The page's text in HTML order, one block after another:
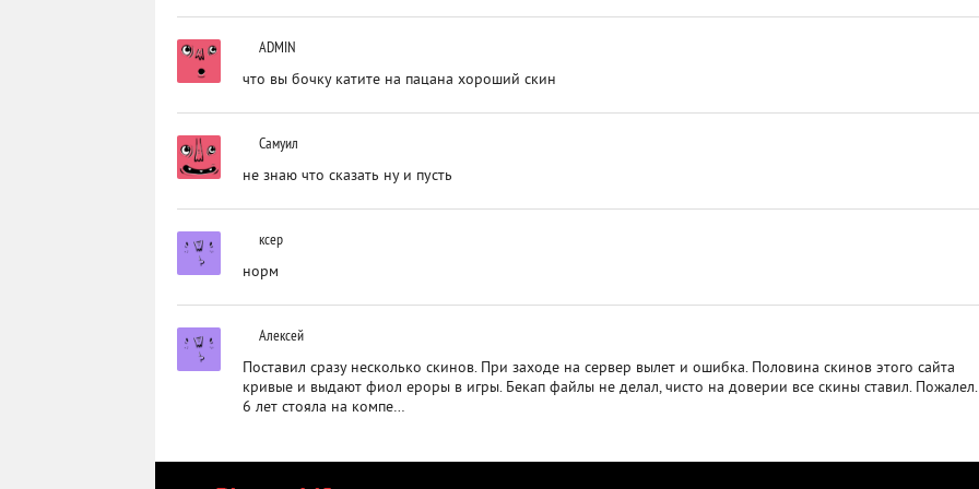
ADMIN
что вы бочку катите на пацана хороший скин
Самуил
не знаю что сказать ну и пусть
ксер
норм
Алексей
Поставил сразу несколько скинов. При заходе на сервер вылет и ошибка. Половина скинов этого сайта
кривые и выдают фиол ероры в игры. Бекап файлы не делал, чисто на доверии все скины ставил.
6 лет стояла на компе…